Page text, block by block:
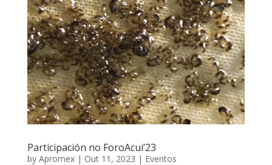
Participación no ForoAcui’23
by Apromex| Out 11, 2023 | Eventos